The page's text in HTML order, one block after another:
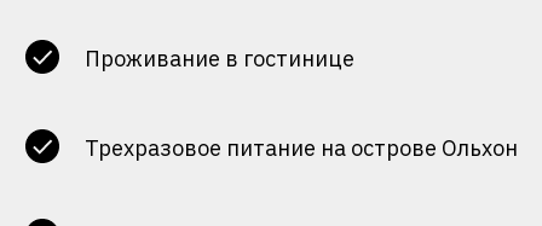
Проживание в гостинице
Трехразовое питание на острове Ольхон